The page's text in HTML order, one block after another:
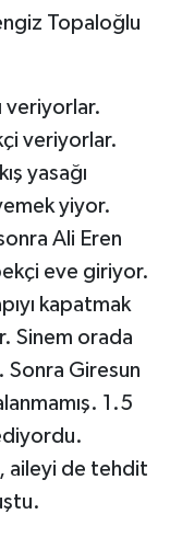
Topaloğlu
veriyorlar.
veriyorlar.
yasağı
yiyor.
Ali Eren
eve giriyor.
kapatmak
Sinem orada
Giresun
1.5
aileyi de tehdit